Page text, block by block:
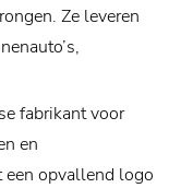
Ze leveren
fabrikant voor
en
opvallend logo